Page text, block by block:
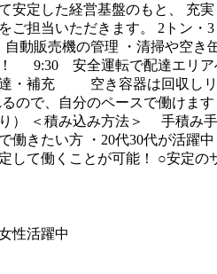
安定した経営基盤のもと、 充
ご担当いただきます。 2トン
自動販売機の管理 ・清掃や空
9:30 安全運転で配達エリア
補充 空き容器は回収しリ
るので、自分のペースで働け
） ＜積み込み方法＞ 手積み
働きたい方 ・20代30代が活
して働くことが可能！ ○安定の
性活躍中